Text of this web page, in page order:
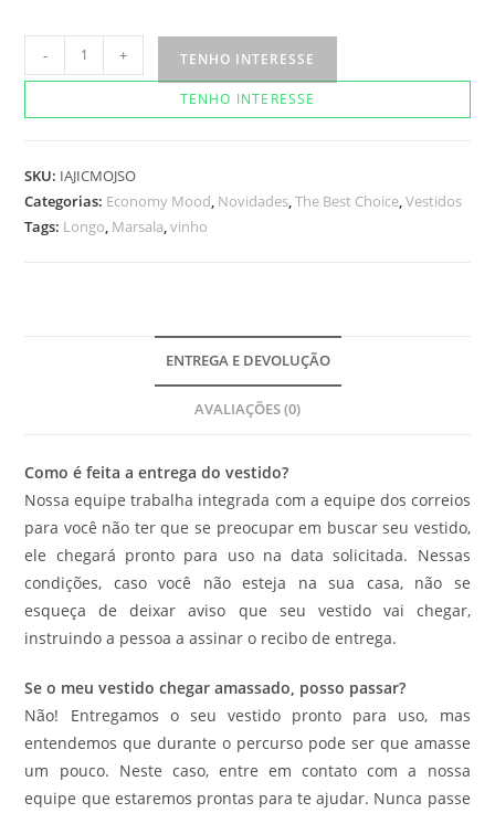
Dyane
- + TENHO INTERESSE
TENHO INTERESSE
SKU: IAJICMOJSO
Categorias: Economy Mood, Novidades,The Best Choice,Vestidos
Tags: Longo, Marsala,vinho
ENTREGA E DEVOLUÇÃO
AVALIAÇÕES (0)
Como é feita a entrega do vestido?
Nossa equipe trabalha integrada com a equipe dos correios
para você não ter que se preocupar em buscar seu vestido,
ele chegará pronto para uso na data solicitada. Nessas
condições, caso você não esteja na sua casa, não se
esqueça de deixar aviso que seu vestido vai chegar,
instruindo a pessoa a assinar o recibo de entrega.
Se o meu vestido chegar amassado, posso passar?
Não! Entregamos o seu vestido pronto para uso, mas
entendemos que durante o percurso pode ser que amasse
um pouco. Neste caso, entre em contato com a nossa
equipe que estaremos prontas para te ajudar. Nunca passe